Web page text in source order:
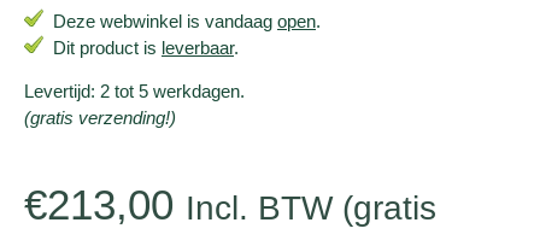
Deze webwinkel is vandaag open.
Dit product is leverbaar.
Levertijd: 2 tot 5 werkdagen.
(gratis verzending!)
€213,00 Incl. BTW (gratis